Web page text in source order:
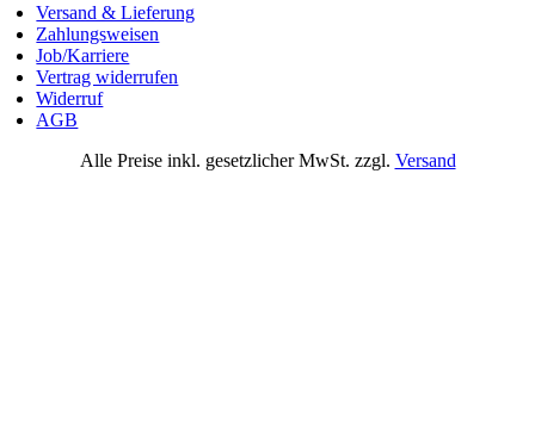
Versand & Lieferung
Zahlungsweisen
Job/Karriere
Vertrag widerrufen
Widerruf
AGB
Alle Preise inkl. gesetzlicher MwSt. zzgl. Versand